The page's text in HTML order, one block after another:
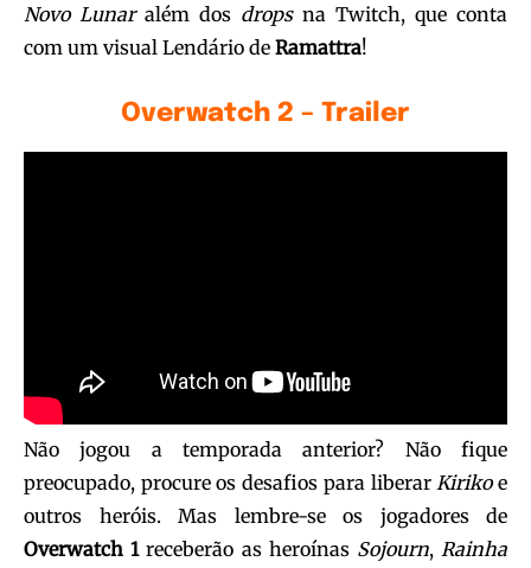
Novo Lunaralém dos dropsna Twitch, que conta
com um visual Lendário de Ramattra!
Overwatch 2 – Trailer
Não jogou a temporada anterior? Não fique
preocupado, procure os desafios para liberarKirikoe
outros heróis. Mas lembre-se os jogadores de
Overwatch 1receberão as heroínas Sojourn,Rainha